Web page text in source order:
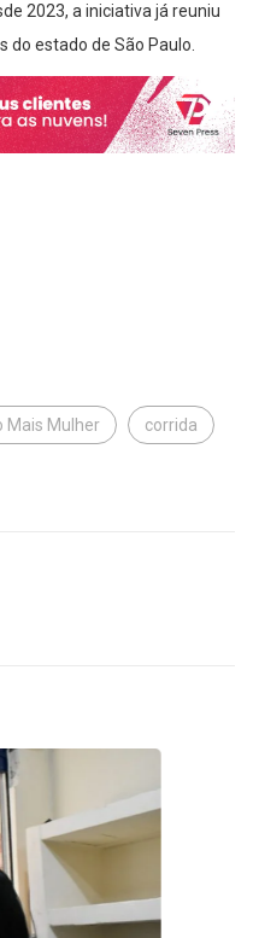
2023, a iniciativa já reuniu
do estado de São Paulo.
Mais Mulher corrida